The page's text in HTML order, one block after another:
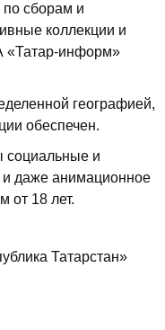
по сборам и
коллекции и
«Татар-информ»
географией,
обеспечен.
социальные и
и даже анимационное
от 18 лет.
Татарстан»